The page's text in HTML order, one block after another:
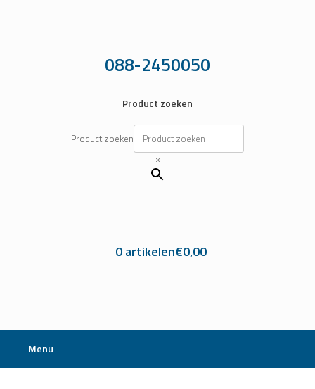
088-2450050
Product zoeken
Product zoeken
×
0 artikelen€0,00
Menu